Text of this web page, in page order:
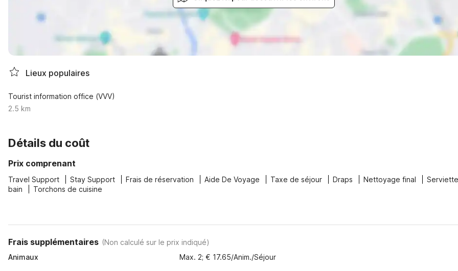
Lieux populaires
Tourist information office (VVV)
2.5 km
Détails du coût
Prix comprenant
Travel Support Stay Support Frais de réservation Aide De Voyage Taxe de séjour Draps Nettoyage final
bain
Torchons de cuisine
Frais supplémentaires (Non calculé sur le prix indiqué)
Animaux
Max. 2; € 17.65/Anim./Séjour